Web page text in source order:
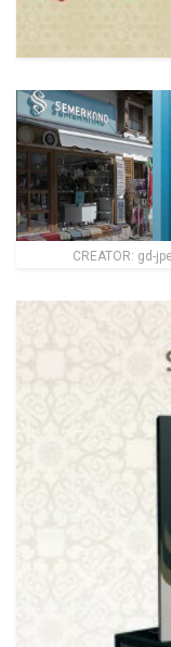
CREATOR: gd-